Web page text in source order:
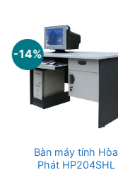
-14%
Bàn máy tính Hòa
Phát HP204SHL